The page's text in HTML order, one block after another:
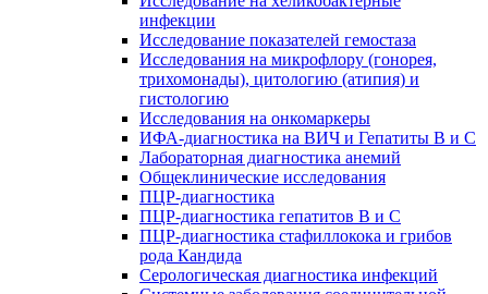
инфекции
Исследование показателей гемостаза
Исследования на микрофлору (гонорея,
трихомонады), цитологию (атипия) и
гистологию
Исследования на онкомаркеры
ИФА-диагностика на ВИЧ и Гепатиты B и C
Лабораторная диагностика анемий
Общеклинические исследования
ПЦР-диагностика
ПЦР-диагностика гепатитов B и C
ПЦР-диагностика стафиллокока и грибов
рода Кандида
Серологическая диагностика инфекций